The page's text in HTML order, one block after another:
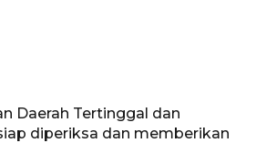
Daerah Tertinggal dan
diperiksa dan memberikan